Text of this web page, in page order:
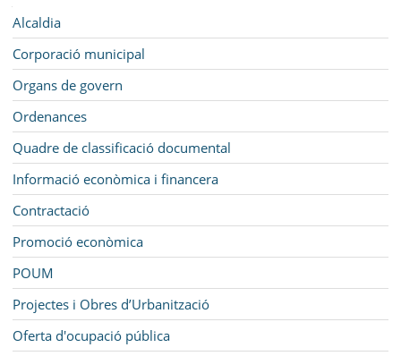
MUNICIPI
SEU ELECTRÒNICA
BELL-LLOC SOLUCIONA
Alcaldia
Corporació municipal
Organs de govern
Ordenances
Quadre de classificació documental
Informació econòmica i financera
Contractació
Promoció econòmica
POUM
Projectes i Obres d’Urbanització
Oferta d'ocupació pública